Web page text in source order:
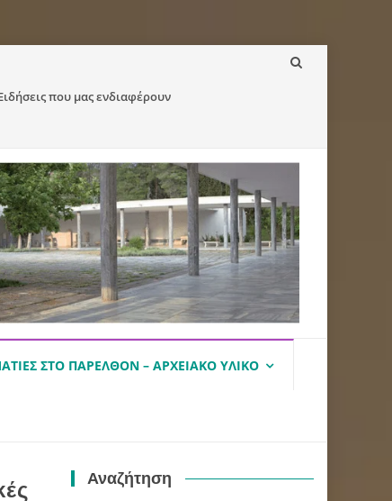
που μας ενδιαφέρουν
ΣΤΟ ΠΑΡΕΛΘΌΝ – ΑΡΧΕΙΑΚΌ ΥΛΙΚΌ
Αναζήτηση